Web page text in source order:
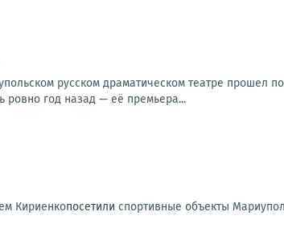
русском драматическом театре прошел
ровно год назад — её премьера...
Кириенкопосетили спортивные объекты